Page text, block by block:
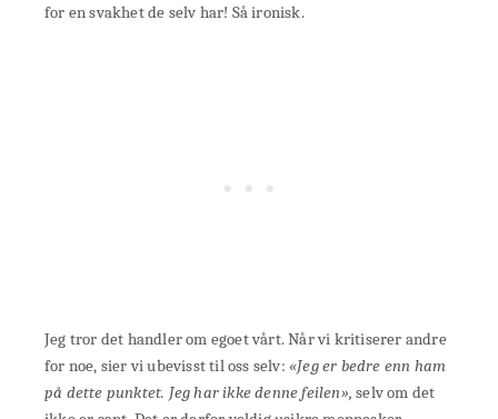
for en svakhet de selv har! Så ironisk.
Jeg tror det handler om egoet vårt. Når vi kritiserer andre
for noe, sier vi ubevisst til oss selv: «Jeg er bedre enn ham
på dette punktet. Jeg har ikke denne feilen», selv om det